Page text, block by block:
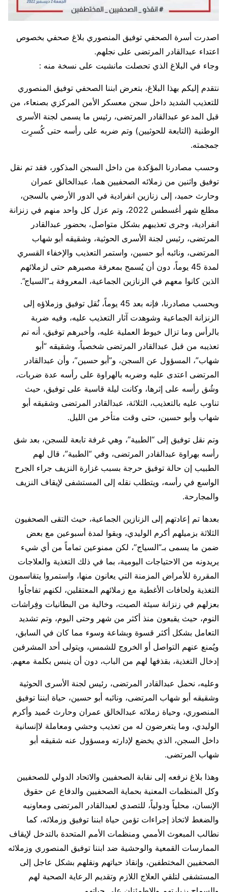
اصدرت أسرة الصحفي توفيق المنصوري بلاغ صحفي بخصوص
اعتداء عبدالقادر المرتضى على نجلهم.
وجاء في البلاغ الذي تحصلت مانشيت على نسخة منه :
نتقدم إليكم بهذا البلاغ، بتعرض ابننا الصحفي توفيق المنصوري
للتعذيب الشديد داخل سجن معسكر الأمن المركزي بصنعاء، من
قبل المدعو عبدالقادر المرتضى، رئيس ما يسمى لجنة الأسرى
الوطنية (التابعة للحوثيين) وتم ضربه على رأسه حتى كُسرِت
جمجمته.
وحسب مصادرنا المؤكدة من داخل السجن المذكور، فقد تم نقل
توفيق واثنين من زملائه الصحفيين هما، عبدالخالق عمران
وحارث حميد، إلى زنازين انفرادية في الدور الأرضي بالسجن،
مطلع شهر أغسطس 2022، وتم عزل كل واحد منهم في زنزانة
انفرادية، وجرى تعذيبهم بشكل متواصل، بحضور عبدالقادر
المرتضى، رئيس لجنة الأسرى الحوثية، وشقيقه أبو شهاب
المرتضى، ونائبه أبو حسين، واستمر التعذيب والإخفاء القسري
لمدة 45 يوماً، دون أن يُسمح بمعرفة مصيرهم حتى لزملائهم
الذين كانوا معهم في الزنازين الجماعية، المعروفة بـ”السياج”.
وبحسب مصادرنا، فإنه بعد 45 يوماً، نُقل توفيق وزملاؤه إلى
الزنزانة الجماعية وشوهدت آثار التعذيب عليه، وفيه ضربة
بالرأس وما تزال خيوط العملية عليه، وأخبرهم توفيق، أنه تم
تعذيبه من قبل عبدالقادر المرتضى شخصياً، وشقيقه “أبو
شهاب”، المسؤول عن السجن، و”أبو حسين”، وأن عبدالقادر
المرتضى اعتدى عليه وضربه بالهراوة على رأسه عدة ضربات،
وشُق رأسه على إثرها، وكانت ليلة قاسية على توفيق، حيث
تناوب عليه بالتعذيب، الثلاثة، عبدالقادر المرتضى وشقيقه أبو
شهاب وأبو حسين، حتى وقت متأخر من الليل.
وتم نقل توفيق إلى “الطبية”، وهي غرفة تابعة للسجن، بعد شق
رأسه بهراوة عبدالقادر المرتضى، وفي “الطبية”، قال لهم
الطبيب إن حالة توفيق حرجة بسبب غزارة النزيف جراء الجرح
الواسع في رأسه، ويتطلب نقله إلى المستشفى لإيقاف النزيف
والمجارحة.
بعدها تم إعادتهم إلى الزنازين الجماعية، حيث التقى الصحفيون
الثلاثة بزميلهم أكرم الوليدي، وبقوا لمدة أسبوعين مع بعض
ضمن ما يسمى بـ”السياج”، لكن ممنوعين تماماً من أي شيء
يريدونه من الاحتياجات اليومية، بما في ذلك التغذية والعلاجات
المقررة للأمراض المزمنة التي يعانون منها، واستمروا يتقاسمون
التغذية ولحافات الأغطية مع زملائهم المعتقلين، لكنهم تفاجأوا
بعزلهم في زنزانة سيئة الصيت، وخالية من البطانيات وفِراشات
النوم، حيث يقبعون منذ أكثر من شهر وحتى اليوم، وتم تشديد
التعامل بشكل أكثر قسوة وبشاعة وسوء مما كان في السابق،
ويُمنع عنهم التواصل أو الخروج للشمس، ويتولى أحد المشرفين
إدخال التغذية، بقذفها لهم من الباب، دون أن ينبس بكلمة معهم.
وعليه، نحمل عبدالقادر المرتضى، رئيس لجنة الأسرى الحوثية
وشقيقه أبو شهاب المرتضى، ونائبه أبو حسين، حياة ابننا توفيق
المنصوري، وحياة زملائه عبدالخالق عمران وحارث حُميد وأكرم
الوليدي، وما يتعرضون له من تعذيب وحشي ومعاملة لاإنسانية
داخل السجن، الذي يخضع لإدارته ومسؤول عنه شقيقه أبو
شهاب المرتضى.
وهذا بلاغ نرفعه إلى نقابة الصحفيين والاتحاد الدولي للصحفيين
وكل المنظمات المعنية بحماية الصحفيين والدفاع عن حقوق
الإنسان، محلياً ودولياً، للتصدي لعبدالقادر المرتضى ومعاونيه
والضغط لاتخاذ إجراءات تؤمن حياة ابننا توفيق وزملائه، كما
نطالب المبعوث الأممي ومنظمات الأمم المتحدة بالتدخل لإيقاف
الممارسات القمعية والوحشية ضد ابننا توفيق المنصوري وزملائه
الصحفيين المختطفين، وإنقاذ حياتهم ونقلهم بشكل عاجل إلى
المستشفى لتلقي العلاج اللازم وتقديم الرعاية الصحية لهم